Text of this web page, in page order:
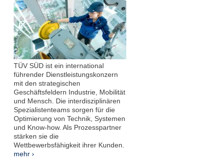
TÜV SÜD ist ein international
führender Dienstleistungskonzern
mit den strategischen
Geschäftsfeldern Industrie, Mobilität
und Mensch. Die interdisziplinären
Spezialistenteams sorgen für die
Optimierung von Technik, Systemen
und Know-how. Als Prozesspartner
stärken sie die
Wettbewerbsfähigkeit ihrer Kunden.
mehr ›